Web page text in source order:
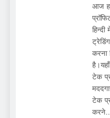
आज
करना
टेक
टेक